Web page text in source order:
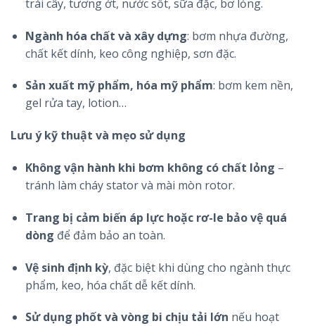
trái cây, tương ớt, nước sốt, sữa đặc, bơ lỏng.
Ngành hóa chất và xây dựng: bơm nhựa đường,
chất kết dính, keo công nghiệp, sơn đặc.
Sản xuất mỹ phẩm, hóa mỹ phẩm: bơm kem nền,
gel rửa tay, lotion…
Lưu ý kỹ thuật và mẹo sử dụng
Không vận hành khi bơm không có chất lỏng –
tránh làm cháy stator và mài mòn rotor.
Trang bị cảm biến áp lực hoặc rơ-le bảo vệ quá
dòng để đảm bảo an toàn.
Vệ sinh định kỳ, đặc biệt khi dùng cho ngành thực
phẩm, keo, hóa chất dễ kết dính.
Sử dụng phốt và vòng bi chịu tải lớn nếu hoạt